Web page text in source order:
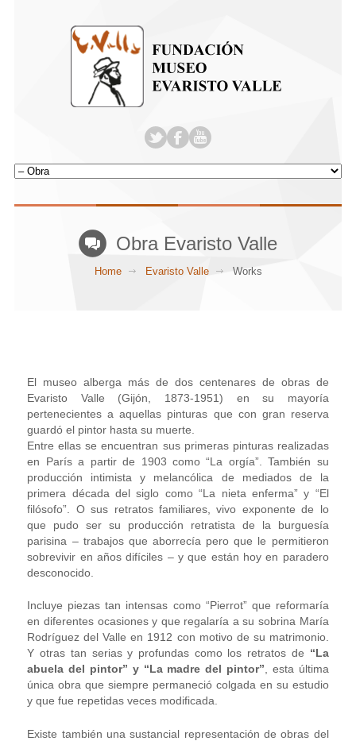
Obra Evaristo Valle
Home Evaristo Valle Works
El museo alberga más de dos centenares de obras de
Evaristo Valle (Gijón, 1873-1951) en su mayoría
pertenecientes a aquellas pinturas que con gran reserva
guardó el pintor hasta su muerte.
Entre ellas se encuentran sus primeras pinturas realizadas
en París a partir de 1903 como “La orgía”. También su
producción intimista y melancólica de mediados de la
primera década del siglo como “La nieta enferma” y “El
filósofo”. O sus retratos familiares, vivo exponente de lo
que pudo ser su producción retratista de la burguesía
parisina – trabajos que aborrecía pero que le permitieron
sobrevivir en años difíciles – y que están hoy en paradero
desconocido.
Incluye piezas tan intensas como “Pierrot” que reformaría
en diferentes ocasiones y que regalaría a su sobrina María
Rodríguez del Valle en 1912 con motivo de su matrimonio.
Y otras tan serias y profundas como los retratos de “La
abuela del pintor” y “La madre del pintor”, esta última
única obra que siempre permaneció colgada en su estudio
y que fue repetidas veces modificada.
Existe también una sustancial representación de obras del